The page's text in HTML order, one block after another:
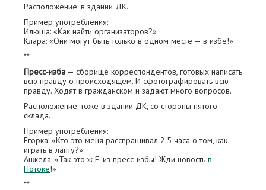
Расположение: в здании ДК.
Пример употребления:
Илюша: «Как найти организаторов?»
Клара: «Они могут быть только в одном месте — в избе!»
**
Пресс-изба — сборище корреспондентов, готовых написать
всю правду о происходящем. И сфотографировать всю
правду. Ходят в гражданском и задают много вопросов.
Расположение: тоже в здании ДК, со стороны пятого
склада.
Пример употребления:
Егорка: «Кто это меня расспрашивал 2,5 часа о том, как
играть в лапту?»
Анжела: «Так это ж Е. из пресс-избы! Жди новость в
Потоке!»
**